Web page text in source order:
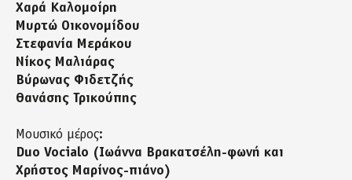
Χαρά Καλομοίρη
Μυρτώ Οικονομίδου
Στεφανία Μεράκου
Νίκος Μαλιάρας
Βύρωνας Φιδετζής
Θανάσης Τρικούπης
Μουσικό μέρος:
Duo Vocialo (Ιωάννα Βρακατσέλη-φωνή και
Χρήστος Μαρίνος-πιάνο)